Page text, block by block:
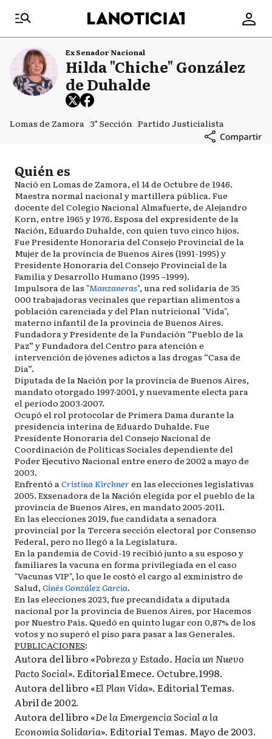
Ex Senador Nacional
Hilda "Chiche" González
de Duhalde
Lomas de Zamora 3° Sección Partido Justicialista
Quién es
Nació en Lomas de Zamora, el 14 de Octubre de 1946.
Maestra normal nacional y martillera pública. Fue
docente del Colegio Nacional Almafuerte, de Alejandro
Korn, entre 1965 y 1976. Esposa del expresidente de la
Nación, Eduardo Duhalde, con quien tuvo cinco hijos.
Fue Presidente Honoraria del Consejo Provincial de la
Mujer de la provincia de Buenos Aires (1991-1995) y
Presidente Honoraria del Consejo Provincial de la
Familia y Desarrollo Humano (1995 –1999).
Impulsora de las "Manzaneras", una red solidaria de 35
000 trabajadoras vecinales que repartían alimentos a
población carenciada y del Plan nutricional "Vida",
materno infantil de la provincia de Buenos Aires.
Fundadora y Presidente de la Fundación “Pueblo de la
Paz” y Fundadora del Centro para atención e
intervención de jóvenes adictos a las drogas “Casa de
Día”.
Diputada de la Nación por la provincia de Buenos Aires,
mandato otorgado 1997-2001, y nuevamente electa para
el periodo 2003-2007.
Ocupó el rol protocolar de Primera Dama durante la
presidencia interina de Eduardo Duhalde. Fue
Presidente Honoraria del Consejo Nacional de
Coordinación de Políticas Sociales dependiente del
Poder Ejecutivo Nacional entre enero de 2002 a mayo de
2003.
Enfrentó aCristina Kirchner en las elecciones legislativas
2005. Exsenadora de la Nación elegida por el pueblo de la
provincia de Buenos Aires, en mandato 2005-2011.
En las elecciones 2019, fue candidata a senadora
provincial por la Tercera sección electoral por Consenso
Federal, pero no llegó a la Legislatura.
En la pandemia de Covid-19 recibió junto a su esposo y
familiares la vacuna en forma privilegiada en el caso
"Vacunas VIP", lo que le costó el cargo al exministro de
Salud,Ginés González García.
En las elecciones 2023, fue precandidata a diputada
nacional por la provincia de Buenos Aires, por Hacemos
por Nuestro País. Quedó en quinto lugar con 0,87% de los
votos y no superó el piso para pasar a las Generales.
PUBLICACIONES:
Autora del libro «Pobreza y Estado. Hacia un Nuevo
Pacto Social». Editorial Emece. Octubre.1998.
Autora del libro «El Plan Vida». Editorial Temas.
Abril de 2002.
Autora del libro «De la Emergencia Social a la
Economía Solidaria». Editorial Temas. Mayo de 2003.